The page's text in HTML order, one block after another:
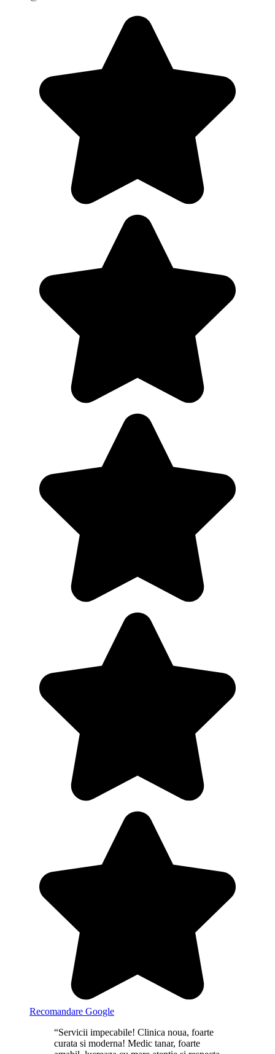
Recomandare Google
“Servicii impecabile! Clinica noua, foarte
curata si moderna! Medic tanar, foarte